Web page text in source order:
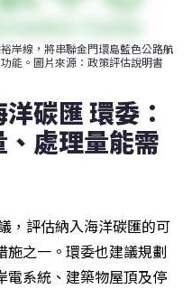
岸線，將串聯金門環島藍色公路航
能。圖片來源：政策評估說明書
碳匯 環委：
處理量能需
，評估納入海洋碳匯的可
施之一。環委也建議規劃
電系統、建築物屋頂及停